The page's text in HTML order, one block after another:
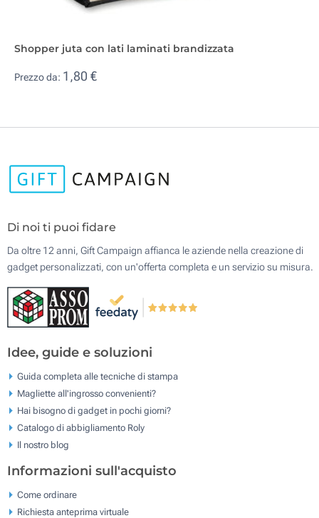
Shopper juta con lati laminati brandizzata
Prezzo da: 1,80 €
Di noi ti puoi fidare
Da oltre 12 anni, Gift Campaign affianca le aziende nella creazione di
gadget personalizzati, con un'offerta completa e un servizio su misura.
Idee, guide e soluzioni
Guida completa alle tecniche di stampa
Magliette all'ingrosso convenienti?
Hai bisogno di gadget in pochi giorni?
Catalogo di abbigliamento Roly
Il nostro blog
Informazioni sull'acquisto
Come ordinare
Richiesta anteprima virtuale